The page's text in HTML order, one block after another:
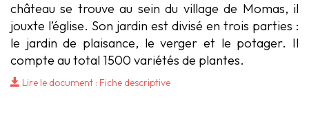
château se trouve au sein du village de Momas, il
jouxte l’église. Son jardin est divisé en trois parties :
le jardin de plaisance, le verger et le potager. Il
compte au total 1500 variétés de plantes.
Lire le document : Fiche descriptive